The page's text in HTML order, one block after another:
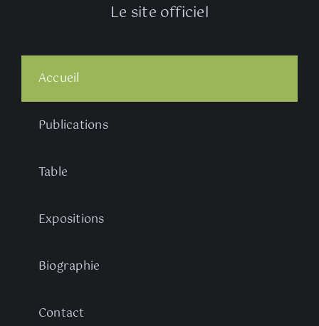
Le site officiel
Accueil
Publications
Table
Expositions
Biographie
Contact